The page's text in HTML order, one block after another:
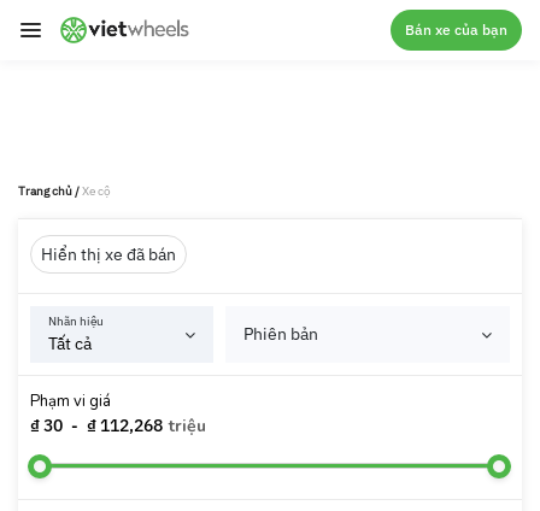
crossorigin
Bán xe của bạn
Trang chủ/Xe cộ
Hiển thị xe đã bán
Nhãn hiệu
Phiên bản
Phạm vi giá
₫ 30 - ₫ 112,268 triệu